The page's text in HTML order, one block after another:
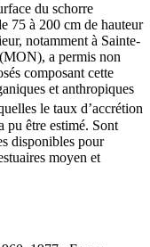
du schorre
75 à 200 cm de hauteur
notamment à Sainte-
a permis non
composant cette
et anthropiques
le taux d’accrétion
pu être estimé. Sont
disponibles pour
moyen et